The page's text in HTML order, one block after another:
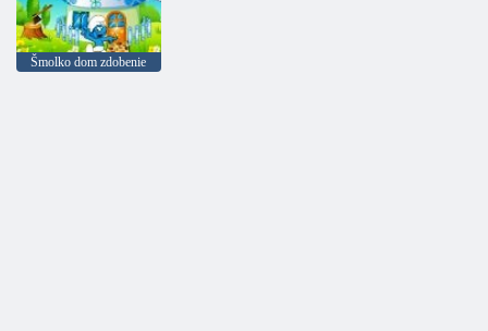
Šmolko dom zdobenie